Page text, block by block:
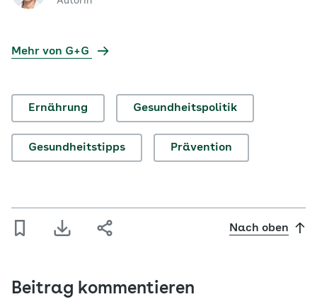
Mehr von G+G
Ernährung Gesundheitspolitik
Gesundheitstipps Prävention
Nach oben
Beitrag kommentieren